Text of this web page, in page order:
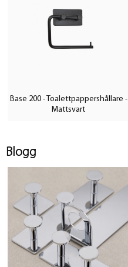
Base 200 - Toalettpappershållare -
Mattsvart
Blogg